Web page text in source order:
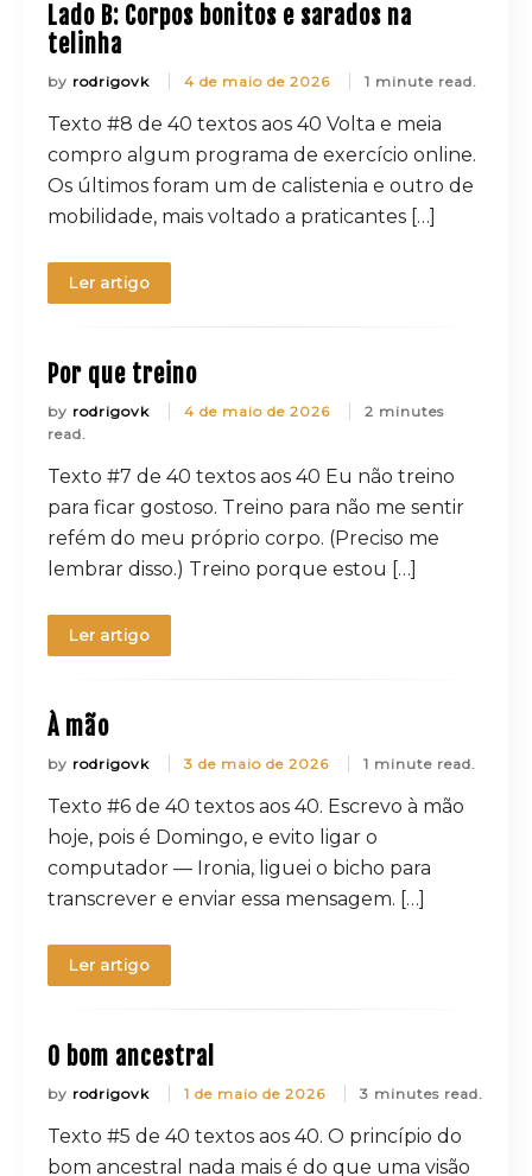
Lado B: Corpos bonitos e sarados na
telinha
by rodrigovk 4 de maio de 2026 1 minute read.
Texto #8 de 40 textos aos 40 Volta e meia
compro algum programa de exercício online.
Os últimos foram um de calistenia e outro de
mobilidade, mais voltado a praticantes […]
Ler artigo
Por que treino
by rodrigovk 4 de maio de 2026
2 minutes
read.
Texto #7 de 40 textos aos 40 Eu não treino
para ficar gostoso. Treino para não me sentir
refém do meu próprio corpo. (Preciso me
lembrar disso.) Treino porque estou […]
Ler artigo
À mão
by rodrigovk 3 de maio de 2026 1 minute read.
Texto #6 de 40 textos aos 40. Escrevo à mão
hoje, pois é Domingo, e evito ligar o
computador — Ironia, liguei o bicho para
transcrever e enviar essa mensagem. […]
Ler artigo
O bom ancestral
by rodrigovk 1 de maio de 2026 3 minutes read.
Texto #5 de 40 textos aos 40. O princípio do
bom ancestral nada mais é do que uma visão